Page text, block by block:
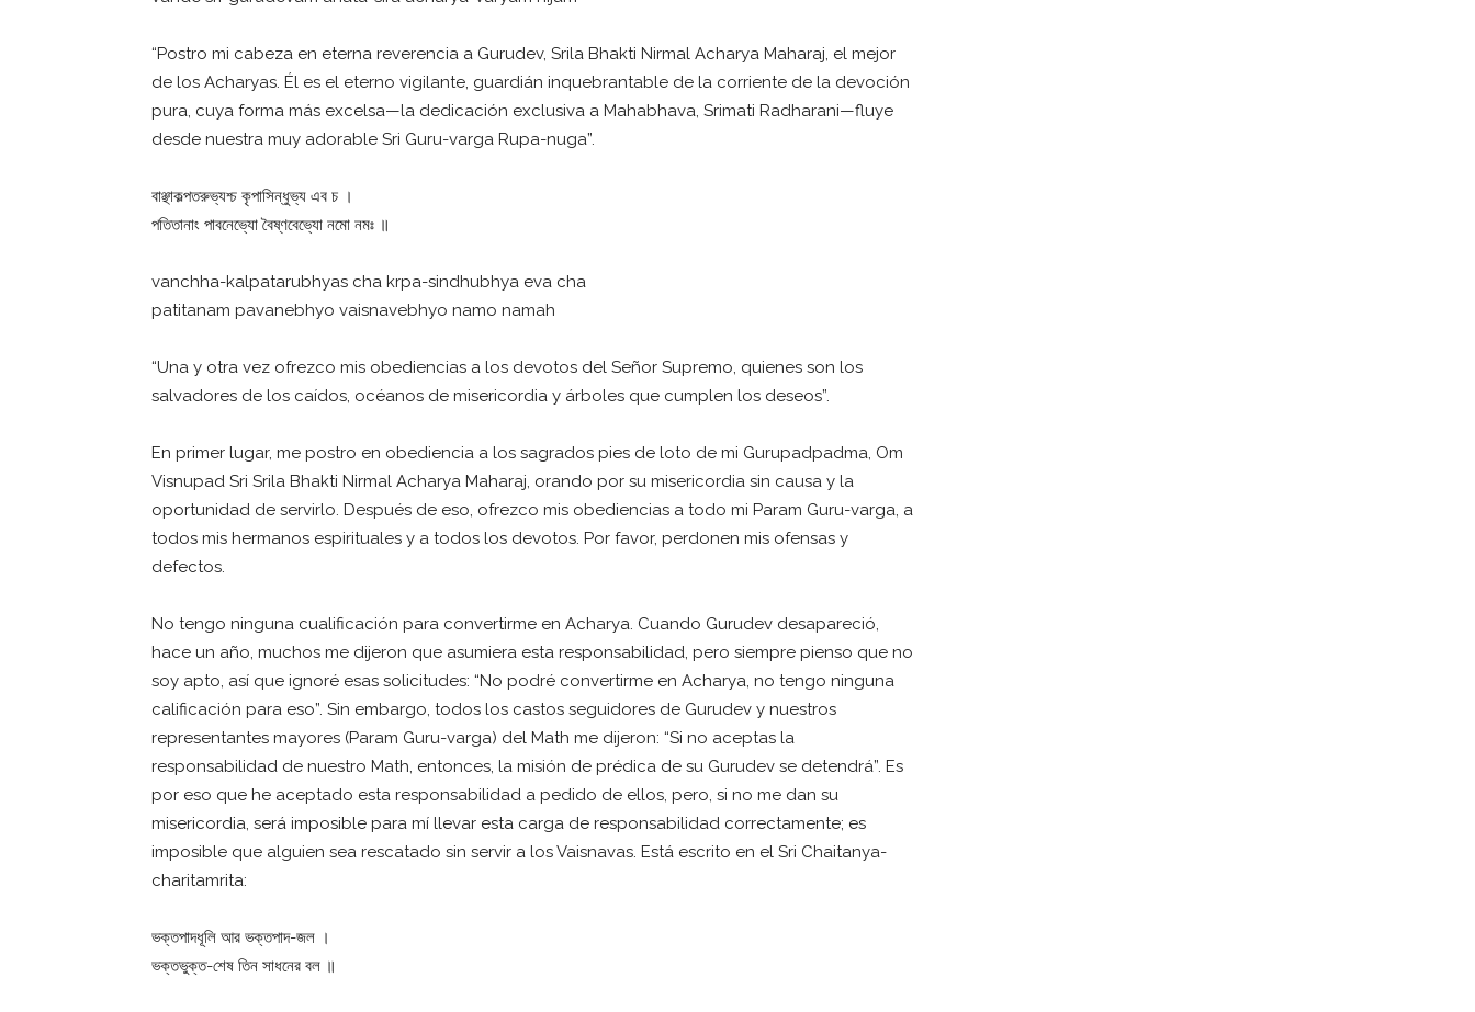
“Postro mi cabeza en eterna reverencia a Gurudev, Srila Bhakti Nirmal Acharya Maharaj, el mejor
de los Acharyas. Él es el eterno vigilante, guardián inquebrantable de la corriente de la devoción
pura, cuya forma más excelsa—la dedicación exclusiva a Mahabhava, Srimati Radharani—fluye
desde nuestra muy adorable Sri Guru-varga Rupa-nuga”.
বাঞ্ছাকল্পতরুভ্যশ্চ কৃপাসিন্ধুভ্য এব চ ।
পতিতানাং পাবনেভ্যো বৈষ্ণবেভ্যো নমো নমঃ ॥
vanchha-kalpatarubhyas cha krpa-sindhubhya eva cha
patitanam pavanebhyo vaisnavebhyo namo namah
“Una y otra vez ofrezco mis obediencias a los devotos del Señor Supremo, quienes son los
salvadores de los caídos, océanos de misericordia y árboles que cumplen los deseos”.
En primer lugar, me postro en obediencia a los sagrados pies de loto de mi Gurupadpadma, Om
Visnupad Sri Srila Bhakti Nirmal Acharya Maharaj, orando por su misericordia sin causa y la
oportunidad de servirlo. Después de eso, ofrezco mis obediencias a todo mi Param Guru-varga, a
todos mis hermanos espirituales y a todos los devotos. Por favor, perdonen mis ofensas y
defectos.
No tengo ninguna cualificación para convertirme en Acharya. Cuando Gurudev desapareció,
hace un año, muchos me dijeron que asumiera esta responsabilidad, pero siempre pienso que no
soy apto, así que ignoré esas solicitudes: “No podré convertirme en Acharya, no tengo ninguna
calificación para eso”. Sin embargo, todos los castos seguidores de Gurudev y nuestros
representantes mayores (Param Guru-varga) del Math me dijeron: “Si no aceptas la
responsabilidad de nuestro Math, entonces, la misión de prédica de su Gurudev se detendrá”. Es
por eso que he aceptado esta responsabilidad a pedido de ellos, pero, si no me dan su
misericordia, será imposible para mí llevar esta carga de responsabilidad correctamente; es
imposible que alguien sea rescatado sin servir a los Vaisnavas. Está escrito en el Sri Chaitanya-
charitamrita:
ভক্তপাদধূলি আর ভক্তপাদ-জল ।
ভক্তভুক্ত-শেষ তিন সাধনের বল ॥